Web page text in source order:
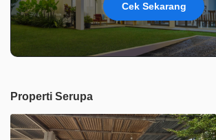
Cek Sekarang
Properti Serupa